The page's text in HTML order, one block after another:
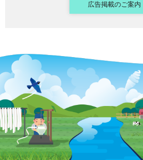
広告掲載のご案内